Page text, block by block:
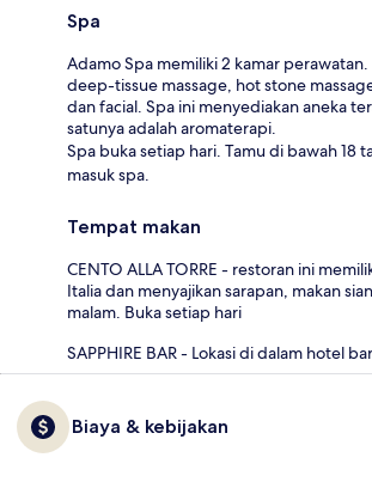
Spa
Adamo Spa memiliki 2 kamar
deep-tissue massage, hot stone
dan facial. Spa ini menyediakan aneka
satunya adalah aromaterapi.
Spa buka setiap hari. Tamu di bawah 18
masuk spa.
Tempat makan
CENTO ALLA TORRE - restoran ini
Italia dan menyajikan sarapan, makan
malam. Buka setiap hari
SAPPHIRE BAR - Lokasi di dalam hotel
Biaya & kebijakan